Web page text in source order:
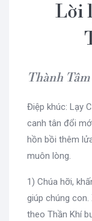
Lời
Thành Tâm
Điệp khúc: Lạy
canh tân đổi
hồn bồi thêm
muôn lòng.
1) Chúa hỡi,
giúp chúng
theo Thần Khí